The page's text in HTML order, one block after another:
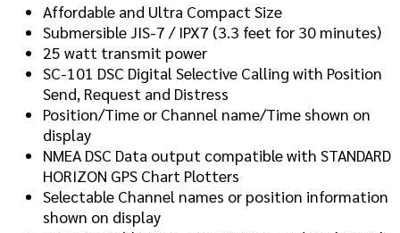
Affordable and Ultra Compact Size
Submersible JIS-7 / IPX7 (3.3 feet for 30 minutes)
25 watt transmit power
SC-101 DSC Digital Selective Calling with Position
Send, Request and Distress
Position/Time or Channel name/Time shown on
display
NMEA DSC Data output compatible with STANDARD
HORIZON GPS Chart Plotters
Selectable Channel names or position information
shown on display